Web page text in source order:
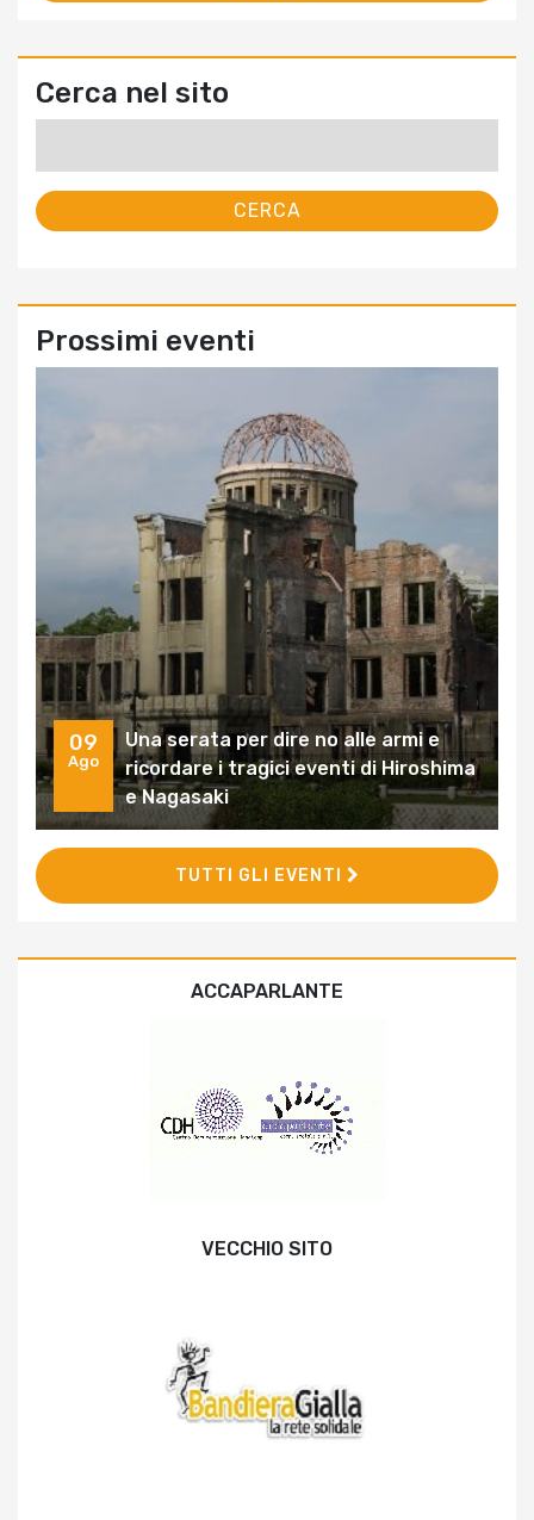
Cerca nel sito
Prossimi eventi
09
Ago
Una serata per dire no alle armi e
ricordare i tragici eventi di Hiroshima
e Nagasaki
TUTTI GLI EVENTI
ACCAPARLANTE
VECCHIO SITO